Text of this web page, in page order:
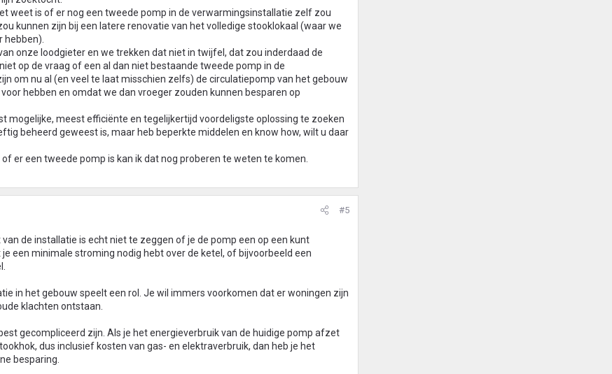
weet is of er nog een tweede pomp in de verwarmingsinstallatie zelf zou
kunnen zijn bij een latere renovatie van het volledige stooklokaal (waar we
onze loodgieter en we trekken dat niet in twijfel, dat zou inderdaad de
op de vraag of een al dan niet bestaande tweede pomp in de
om nu al (en veel te laat misschien zelfs) de circulatiepomp van het gebouw
hebben en omdat we dan vroeger zouden kunnen besparen op
mogelijke, meest efficiënte en tegelijkertijd voordeligste oplossing te zoeken
beheerd geweest is, maar heb beperkte middelen en know how, wilt u daar
er een tweede pomp is kan ik dat nog proberen te weten te komen.
#5
de installatie is echt niet te zeggen of je de pomp een op een kunt
een minimale stroming nodig hebt over de ketel, of bijvoorbeeld een
in het gebouw speelt een rol. Je wil immers voorkomen dat er woningen zijn
klachten ontstaan.
gecompliceerd zijn. Als je het energieverbruik van de huidige pomp afzet
dus inclusief kosten van gas- en elektraverbruik, dan heb je het
besparing.